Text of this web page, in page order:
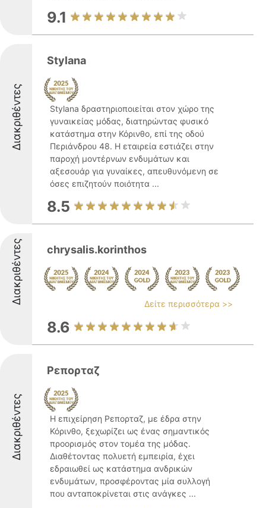
9.1
Διακριθέντες
Stylana
Stylana δραστηριοποιείται στον χώρο της
γυναικείας μόδας, διατηρώντας φυσικό
κατάστημα στην Κόρινθο, επί της οδού
Περιάνδρου 48. Η εταιρεία εστιάζει στην
παροχή μοντέρνων ενδυμάτων και
αξεσουάρ για γυναίκες, απευθυνόμενη σε
όσες επιζητούν ποιότητα ...
8.5
Διακριθέντες chrysalis.korinthos
Δείτε περισσότερα >>
8.6
Διακριθέντες
Ρεπορταζ
Η επιχείρηση Ρεπορταζ, με έδρα στην
Κόρινθο, ξεχωρίζει ως ένας σημαντικός
προορισμός στον τομέα της μόδας.
Διαθέτοντας πολυετή εμπειρία, έχει
εδραιωθεί ως κατάστημα ανδρικών
ενδυμάτων, προσφέροντας μία συλλογή
που ανταποκρίνεται στις ανάγκες ...